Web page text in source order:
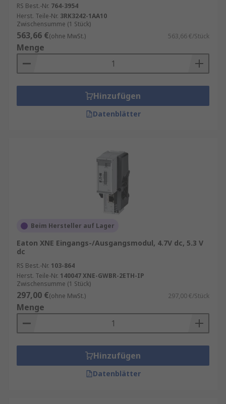
RS Best.-Nr. 764-3954
Herst. Teile-Nr. 3RK3242-1AA10
Zwischensumme (1 Stück)
563,66 €(ohne MwSt.) 563,66 €/Stück
Menge
Hinzufügen
Datenblätter
Beim Hersteller auf Lager
Eaton XNE Eingangs-/Ausgangsmodul, 4.7V dc, 5.3 V
dc
RS Best.-Nr. 103-864
Herst. Teile-Nr. 140047 XNE-GWBR-2ETH-IP
Zwischensumme (1 Stück)
297,00 €(ohne MwSt.) 297,00 €/Stück
Menge
Hinzufügen
Datenblätter